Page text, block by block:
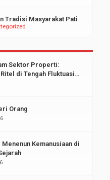
Tradisi Masyarakat Pati
Sektor Properti:
di Tengah Fluktuasi
Orang
Menenun Kemanusiaan di